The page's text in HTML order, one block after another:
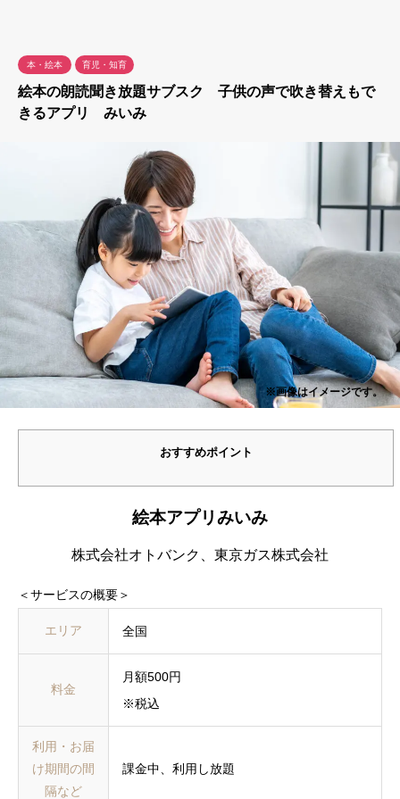
本・絵本 育児・知育
絵本の朗読聞き放題サブスク 子供の声で吹き替えもで
きるアプリ みいみ
※画像はイメージです。
おすすめポイント
絵本アプリみいみ
株式会社オトバンク、東京ガス株式会社
＜サービスの概要＞
エリア 全国
料金
月額500円
※税込
利用・お届
け期間の間
隔など
課金中、利用し放題